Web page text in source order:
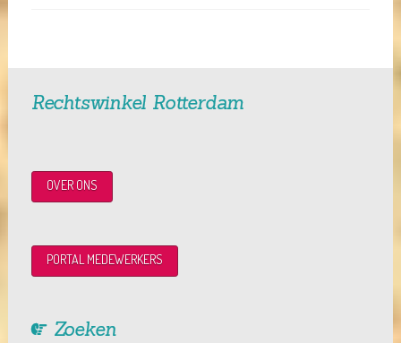
Rechtswinkel Rotterdam
OVER ONS
PORTAL MEDEWERKERS
Zoeken